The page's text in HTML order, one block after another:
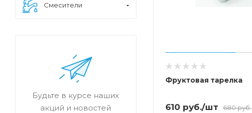
Фруктовая тарелка
610 руб./шт 680руб.
Смесители
Будьте в курсе наших
акций и новостей